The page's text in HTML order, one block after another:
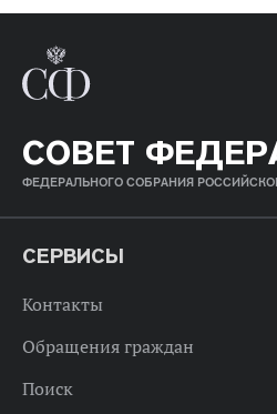
СОВЕТ
ФЕДЕРАЛЬНОГО СОБРАНИЯ
СЕРВИСЫ
Контакты
Обращения граждан
Поиск